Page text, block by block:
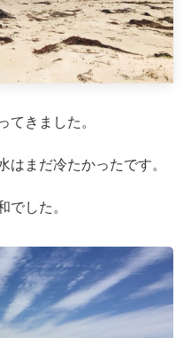
てきました。
まだ冷たかったです。
でした。